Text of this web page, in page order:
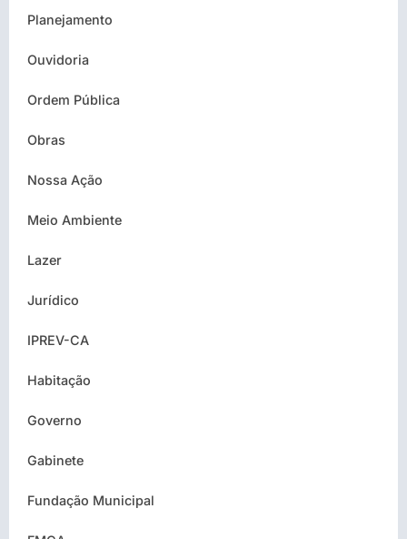
Planejamento
Ouvidoria
Ordem Pública
Obras
Nossa Ação
Meio Ambiente
Lazer
Jurídico
IPREV-CA
Habitação
Governo
Gabinete
Fundação Municipal